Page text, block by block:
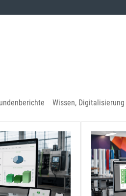
Wissen, Digitalisierung